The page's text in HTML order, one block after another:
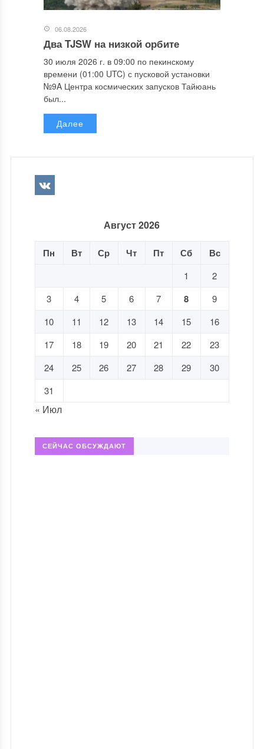
06.08.2026
Два TJSW на низкой орбите
30 июля 2026 г. в 09:00 по пекинскому
времени (01:00 UTC) с пусковой установки
№9A Центра космических запусков Тайюань
был...
Далее
Август 2026
Пн Вт Ср Чт Пт Сб Вс
1
2
3
4 5 6 7 8
9
10
11 12 13 14 15
16
17
18 19 20 21 22
23
24
25 26 27 28 29
30
31
« Июл
СЕЙЧАС ОБСУЖДАЮТ